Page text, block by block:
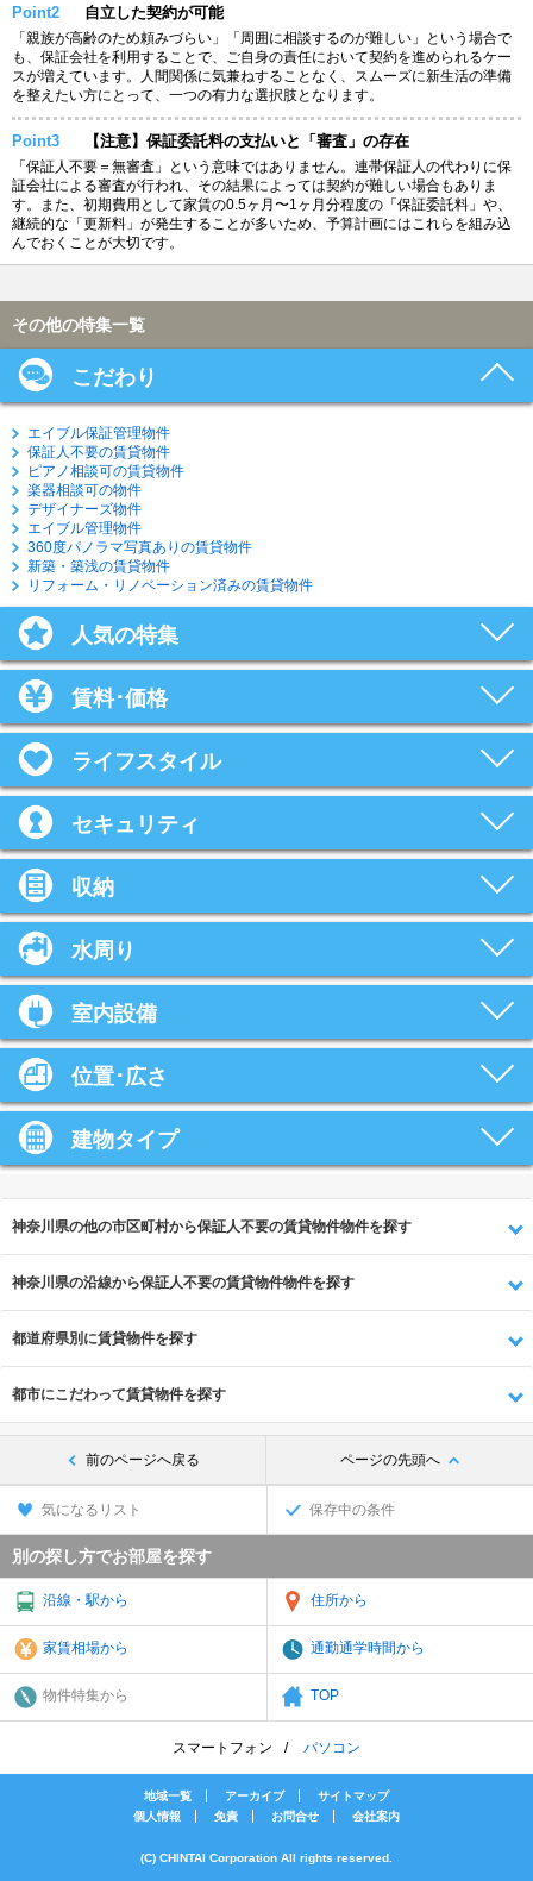
Point2 自立した契約が可能
「親族が高齢のため頼みづらい」「周囲に相談するのが難しい」という場合で
も、保証会社を利用することで、ご自身の責任において契約を進められるケー
スが増えています。人間関係に気兼ねすることなく、スムーズに新生活の準備
を整えたい方にとって、一つの有力な選択肢となります。
Point3 【注意】保証委託料の支払いと「審査」の存在
「保証人不要＝無審査」という意味ではありません。連帯保証人の代わりに保
証会社による審査が行われ、その結果によっては契約が難しい場合もありま
す。また、初期費用として家賃の0.5ヶ月〜1ヶ月分程度の「保証委託料」や、
継続的な「更新料」が発生することが多いため、予算計画にはこれらを組み込
んでおくことが大切です。
その他の特集一覧
こだわり
エイブル保証管理物件
保証人不要の賃貸物件
ピアノ相談可の賃貸物件
楽器相談可の物件
デザイナーズ物件
エイブル管理物件
360度パノラマ写真ありの賃貸物件
新築・築浅の賃貸物件
リフォーム・リノベーション済みの賃貸物件
人気の特集
賃料･価格
ライフスタイル
セキュリティ
収納
水周り
室内設備
位置･広さ
建物タイプ
神奈川県の他の市区町村から保証人不要の賃貸物件物件を探す
神奈川県の沿線から保証人不要の賃貸物件物件を探す
都道府県別に賃貸物件を探す
都市にこだわって賃貸物件を探す
前のページへ戻る ページの先頭へ
気になるリスト 保存中の条件
別の探し方でお部屋を探す
沿線・駅から 住所から
家賃相場から 通勤通学時間から
物件特集から TOP
スマートフォン パソコン
地域一覧 アーカイブ
サイトマップ
個人情報
免責 お問合せ 会社案内
(C) CHINTAI Corporation All rights reserved.